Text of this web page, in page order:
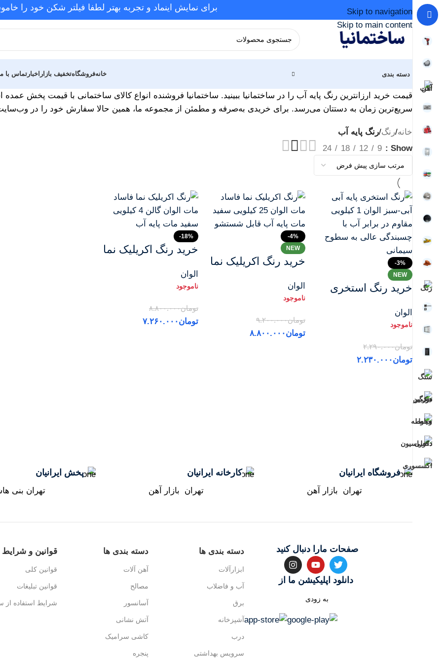
Skip to navigation
Skip to main content
برای نمایش اینماد و تجربه بهتر لطفا فیلتر شکن خود را
دسته بندی خانهفروشگاهتخفیف بازار اخبارتماس با
قیمت خرید ارزانترین رنگ پایه آب را در ساختمانیا ببینید. ساختمانیا فروشنده انواع کالای ساختمانی با قیمت پخش عمده
سریع‌ترین زمان به دستتان می‌رسد. برای خریدی به‌صرفه و مطمئن از مجموعه ما، همین حالا سفارش خود را در وب‌سایت
خانه/رنگ/رنگ پایه آب
Show
9
12
18
24
-3%
NEW
خرید رنگ استخری
| ضدآب، خشک‌شونده
سریع با چسبندگی
عالی به سیمان
الوان
تومان۲.۲۹۰.۰۰۰
تومان۲.۲۳۰.۰۰۰
-4%
NEW
خرید رنگ اکریلیک نما
کیلویی) | سفید مات
پایه آب، بدون بو و
قابل شستشو
الوان
تومان۹.۲۰۰.۰۰۰
تومان۸.۸۰۰.۰۰۰
-18%
خرید رنگ اکریلیک نما
مات، پایه آب و قابل
شستشو – قیمت –
تهران/کرج
الوان
تومان۸.۸۰۰.۰۰۰
تومان۷.۲۶۰.۰۰۰
فروشگاه ایرانیان
تهران بازار آهن
کارخانه ایرانیان
تهران بازار آهن
پخش ایرانیان
تهران بنی
دانلود اپلیکیشن ما از
به زودی
صفحات مارا دنبال کنید دسته بندی ها
ابزارآلات
آب و فاضلاب
برق
آشپزخانه
درب
سرویس بهداشتی
دسته بندی ها
آهن آلات
مصالح
آسانسور
آتش نشانی
کاشی سرامیک
پنجره
قوانین و شرایط
قوانین کلی
قوانین تبلیغات
شرایط استفاده از